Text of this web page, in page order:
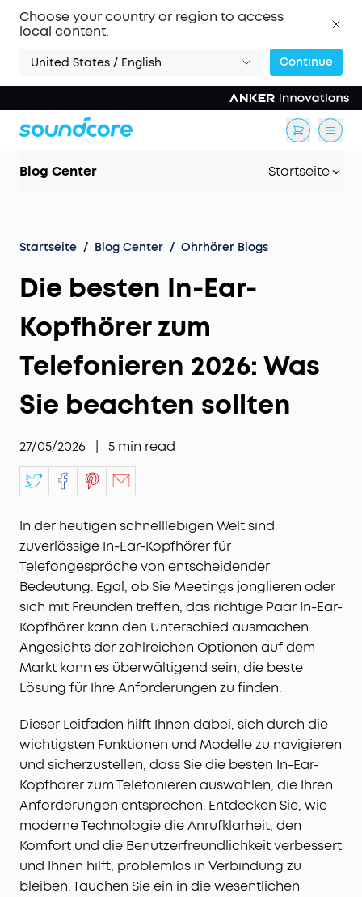
Choose your country or region to access
local content.
United States / English Continue
Blog Center Startseite
Startseite / Blog Center / Ohrhörer Blogs
Die besten In-Ear-
Kopfhörer zum
Telefonieren 2026: Was
Sie beachten sollten
27/05/2026 5 min read
In der heutigen schnelllebigen Welt sind
zuverlässige In-Ear-Kopfhörer für
Telefongespräche von entscheidender
Bedeutung. Egal, ob Sie Meetings jonglieren oder
sich mit Freunden treffen, das richtige Paar In-Ear-
Kopfhörer kann den Unterschied ausmachen.
Angesichts der zahlreichen Optionen auf dem
Markt kann es überwältigend sein, die beste
Lösung für Ihre Anforderungen zu finden.
Dieser Leitfaden hilft Ihnen dabei, sich durch die
wichtigsten Funktionen und Modelle zu navigieren
und sicherzustellen, dass Sie die besten In-Ear-
Kopfhörer zum Telefonieren auswählen, die Ihren
Anforderungen entsprechen. Entdecken Sie, wie
moderne Technologie die Anrufklarheit, den
Komfort und die Benutzerfreundlichkeit verbessert
und Ihnen hilft, problemlos in Verbindung zu
bleiben. Tauchen Sie ein in die wesentlichen